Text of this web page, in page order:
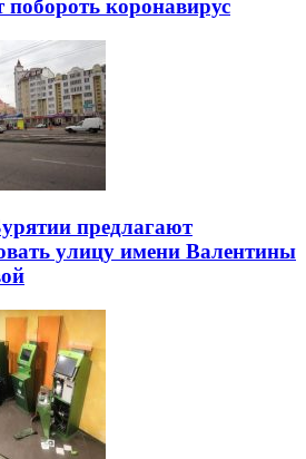
побороть коронавирус
предлагают
улицу имени Валентины